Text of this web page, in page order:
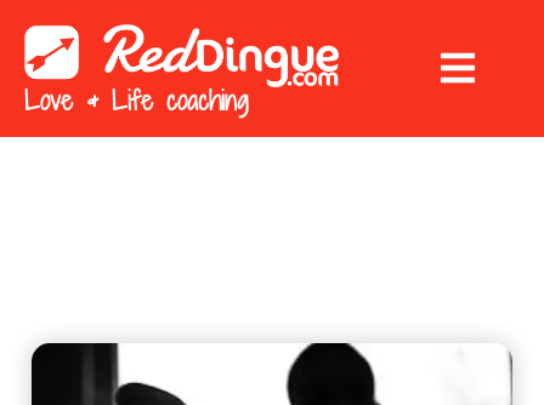
Love & Life coaching